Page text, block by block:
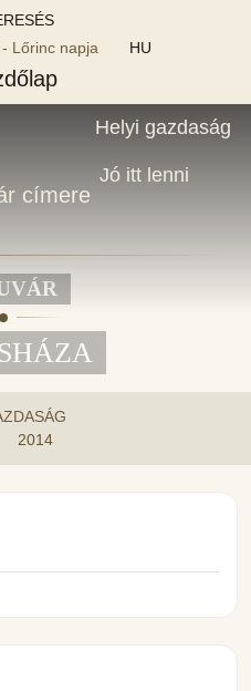
Lőrinc napja
HU
Helyi gazdaság
Jó itt lenni
2014